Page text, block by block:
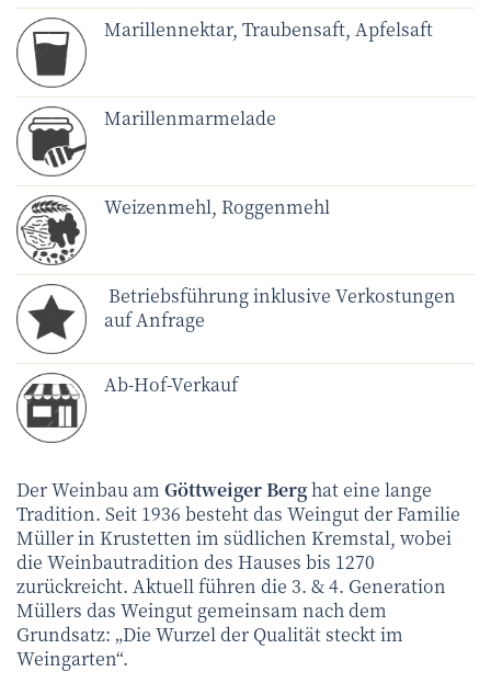
Marillennektar, Traubensaft, Apfelsaft
Marillenmarmelade
Weizenmehl, Roggenmehl
Betriebsführung inklusive Verkostungen
auf Anfrage
Ab-Hof-Verkauf
Der Weinbau am Göttweiger Berghat eine lange
Tradition. Seit 1936 besteht das Weingut der Familie
Müller in Krustetten im südlichen Kremstal, wobei
die Weinbautradition des Hauses bis 1270
zurückreicht. Aktuell führen die 3. & 4. Generation
Müllers das Weingut gemeinsam nach dem
Grundsatz: „Die Wurzel der Qualität steckt im
Weingarten“.